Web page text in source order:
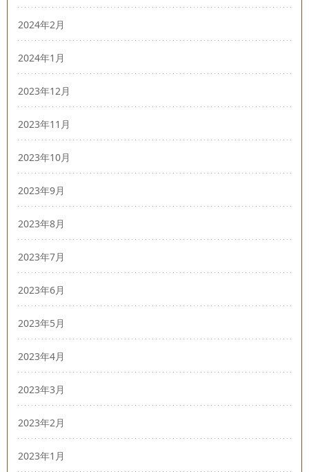
2024年2月
2024年1月
2023年12月
2023年11月
2023年10月
2023年9月
2023年8月
2023年7月
2023年6月
2023年5月
2023年4月
2023年3月
2023年2月
2023年1月